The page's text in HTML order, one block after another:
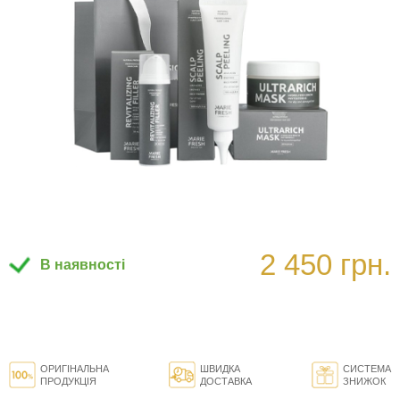
В наявності 2 450 грн.
ОРИГІНАЛЬНА
ПРОДУКЦІЯ
ШВИДКА
ДОСТАВКА
СИСТЕМА
ЗНИЖОК